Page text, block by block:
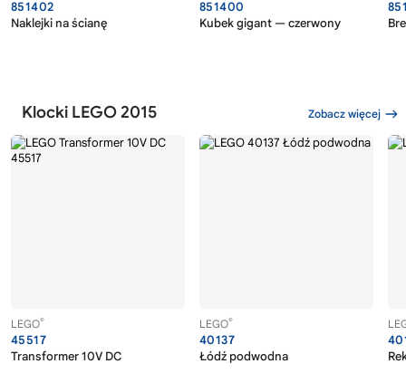
851402
Naklejki na ścianę
851400
Kubek gigant — czerwony
Klocki LEGO 2015 Zobacz więcej
LEGO®
45517
Transformer 10V DC
LEGO®
40137
Łódź podwodna